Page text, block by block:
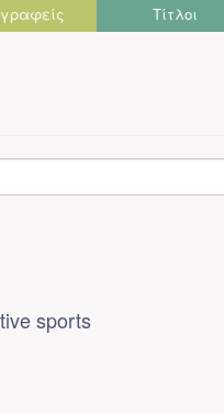
Τίτλοι
sports